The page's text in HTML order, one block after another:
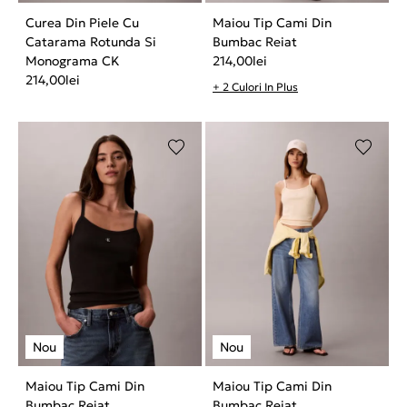
Curea Din Piele Cu
Catarama Rotunda Si
Monograma CK
214,00lei
Maiou Tip Cami Din
Bumbac Reiat
214,00lei
+ 2 Culori In Plus
Maiou Tip Cami Din
Maiou Tip Cami Din